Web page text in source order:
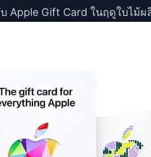
Apple Gift Card ในฤดูใบไม้ผ